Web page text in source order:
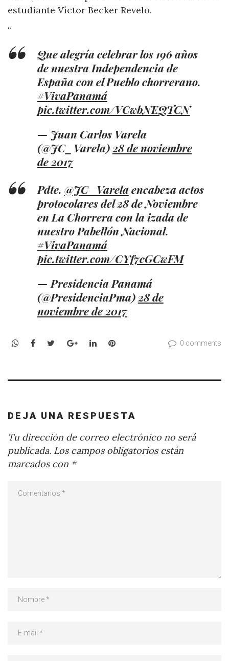
estudiante Víctor Becker Revelo.
“
Que alegría celebrar los 196 años
de nuestra Independencia de
España con el Pueblo chorrerano.
#VivaPanamá
pic.twitter.com/VCwbNEQTCN
— Juan Carlos Varela
(@JC_Varela)28 de noviembre
de 2017
Pdte. @JC_Varela encabeza actos
protocolares del 28 de Noviembre
en La Chorrera con la izada de
nuestro Pabellón Nacional.
#VivaPanamá
pic.twitter.com/CYf7cGCwFM
— Presidencia Panamá
(@PresidenciaPma)28 de
noviembre de 2017
WhatsApp
Facebook
TwitterGoogle+LinkedInPinterest 0 comments
DEJA UNA RESPUESTA
Tu dirección de correo electrónico no será
publicada. Los campos obligatorios están
marcados con *